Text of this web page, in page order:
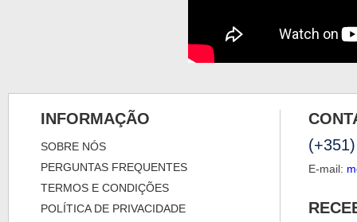
INFORMAÇÃO
SOBRE NÓS
PERGUNTAS FREQUENTES
TERMOS E CONDIÇÕES
POLÍTICA DE PRIVACIDADE
E-mail: